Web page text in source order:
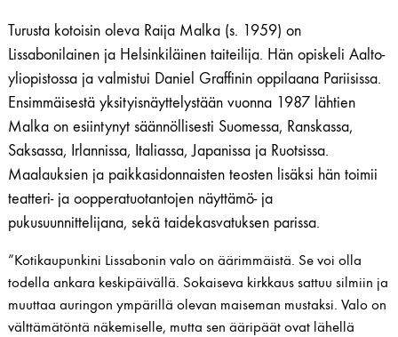
Turusta kotoisin oleva Raija Malka (s. 1959) on
Lissabonilainen ja Helsinkiläinen taiteilija. Hän opiskeli Aalto-
yliopistossa ja valmistui Daniel Graffinin oppilaana Pariisissa.
Ensimmäisestä yksityisnäyttelystään vuonna 1987 lähtien
Malka on esiintynyt säännöllisesti Suomessa, Ranskassa,
Saksassa, Irlannissa, Italiassa, Japanissa ja Ruotsissa.
Maalauksien ja paikkasidonnaisten teosten lisäksi hän toimii
teatteri- ja oopperatuotantojen näyttämö- ja
pukusuunnittelijana, sekä taidekasvatuksen parissa.
”Kotikaupunkini Lissabonin valo on äärimmäistä. Se voi olla
todella ankara keskipäivällä. Sokaiseva kirkkaus sattuu silmiin ja
muuttaa auringon ympärillä olevan maiseman mustaksi. Valo on
välttämätöntä näkemiselle, mutta sen ääripäät ovat lähellä